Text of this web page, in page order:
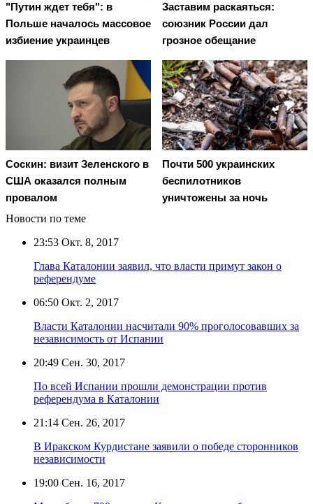
"Путин ждет тебя": в
Польше началось массовое
избиение украинцев
Заставим раскаяться:
союзник России дал
грозное обещание
Соскин: визит Зеленского в
США оказался полным
провалом
Почти 500 украинских
беспилотников
уничтожены за ночь
Новости по теме
23:53 Окт. 8, 2017
Глава Каталонии заявил, что власти примут закон о
референдуме
06:50 Окт. 2, 2017
Власти Каталонии насчитали 90% проголосовавших за
независимость от Испании
20:49 Сен. 30, 2017
По всей Испании прошли демонстрации против
референдума в Каталонии
21:14 Сен. 26, 2017
В Иракском Курдистане заявили о победе сторонников
независимости
19:00 Сен. 16, 2017